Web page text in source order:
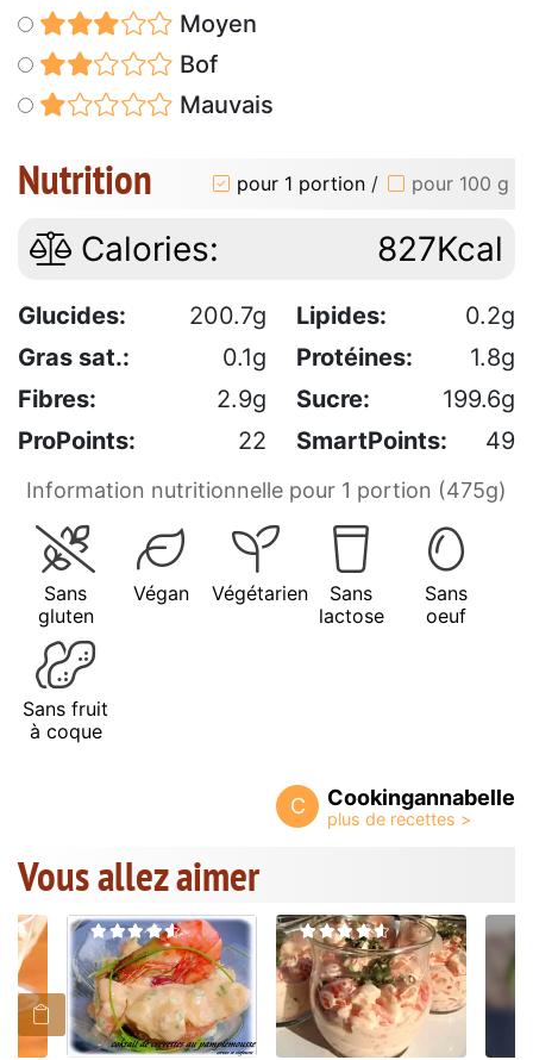
Moyen
Bof
Mauvais
Nutrition pour 1 portion / pour 100 g
Calories: 827Kcal
Glucides: 200.7g Lipides:
0.2g
Gras sat.:
0.1g Protéines:
1.8g
Fibres:
2.9g Sucre:
199.6g
ProPoints:
22 SmartPoints: 49
Information nutritionnelle pour 1 portion (475g)
Sans
gluten
Végan Végétarien
Sans
lactose
Sans
oeuf
Sans fruit
à coque
C Cookingannabelle
Vous allez aimer